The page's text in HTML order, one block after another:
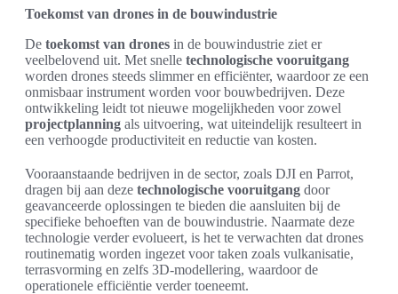
Toekomst van drones in de bouwindustrie
De toekomst van drones in de bouwindustrie ziet er
veelbelovend uit. Met snelle technologische vooruitgang
worden drones steeds slimmer en efficiënter, waardoor ze een
onmisbaar instrument worden voor bouwbedrijven. Deze
ontwikkeling leidt tot nieuwe mogelijkheden voor zowel
projectplanning als uitvoering, wat uiteindelijk resulteert in
een verhoogde productiviteit en reductie van kosten.
Vooraanstaande bedrijven in de sector, zoals DJI en Parrot,
dragen bij aan deze technologische vooruitgang door
geavanceerde oplossingen te bieden die aansluiten bij de
specifieke behoeften van de bouwindustrie. Naarmate deze
technologie verder evolueert, is het te verwachten dat drones
routinematig worden ingezet voor taken zoals vulkanisatie,
terrasvorming en zelfs 3D-modellering, waardoor de
operationele efficiëntie verder toeneemt.